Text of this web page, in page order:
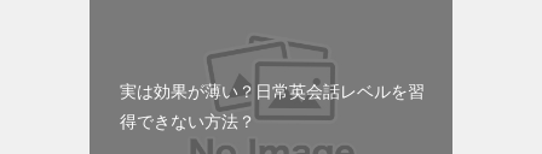
実は効果が薄い？日常英会話レベルを習
得できない方法？